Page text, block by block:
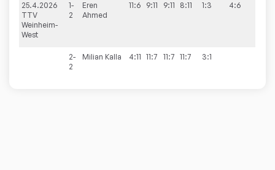
25.4.2026
TTV
Weinheim-
West
1-
2
Eren
Ahmed
11:6 9:11 9:11 8:11 1:3 4:6
2-
2
Milian Kalla 4:11 11:7 11:7 11:7 3:1